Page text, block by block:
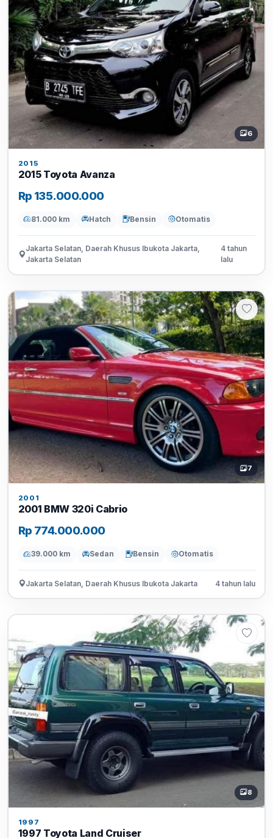
6
2015
2015 Toyota Avanza
Rp 135.000.000
81.000 km Hatch Bensin Otomatis
Jakarta Selatan, Daerah Khusus Ibukota Jakarta,
Jakarta Selatan
4 tahun
lalu
7
2001
2001 BMW 320i Cabrio
Rp 774.000.000
39.000 km Sedan Bensin Otomatis
Jakarta Selatan, Daerah Khusus Ibukota Jakarta 4 tahun lalu
8
1997
1997 Toyota Land Cruiser